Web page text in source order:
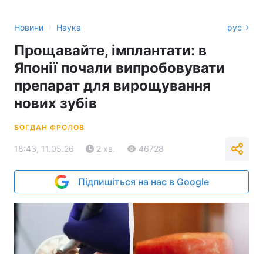
Новини › Наука рус
Прощавайте, імплантати: в
Японії почали випробовувати
препарат для вирощування
нових зубів
БОГДАН ФРОЛОВ
18:43, 11.05.26 2 хв. 46728
Підпишіться на нас в Google